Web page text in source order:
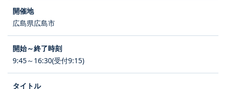
広島県広島市
9:45～16:30(受付9:15)